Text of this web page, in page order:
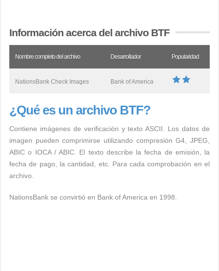
Información acerca del archivo BTF
Nombre completo del archivo Desarrollador Popularidad
NationsBank Check Images Bank of America
¿Qué es un archivo BTF?
Contiene imágenes de verificación y texto ASCII. Los datos de
imagen pueden comprimirse utilizando compresión G4, JPEG,
ABIC o IOCA / ABIC. El texto describe la fecha de emisión, la
fecha de pago, la cantidad, etc. Para cada comprobación en el
archivo.
NationsBank se convirtió en Bank of America en 1998.